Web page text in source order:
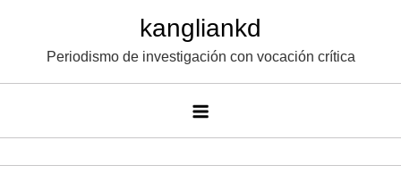
contenido
kangliankd
Periodismo de investigación con vocación crítica